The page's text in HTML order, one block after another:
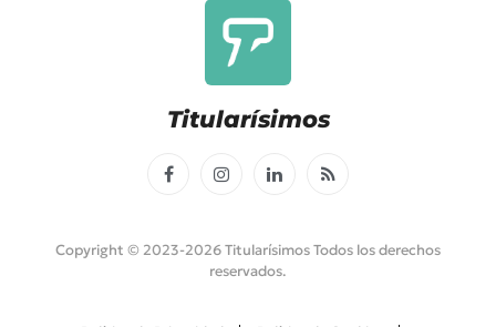
Titularísimos
FacebookInstagramLinkedInRSS
Copyright © 2023-2026 Titularísimos Todos los derechos
reservados.